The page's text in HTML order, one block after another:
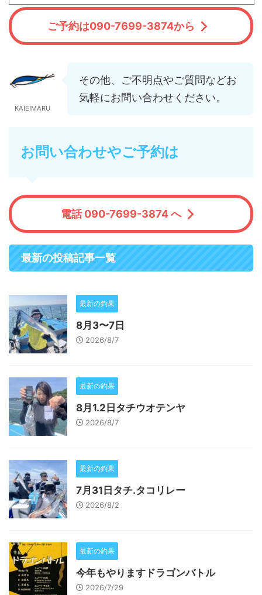
ご予約は090-7699-3874から
KAIEIMARU
その他、ご不明点やご質問などお
気軽にお問い合わせください。
お問い合わせやご予約は
電話 090-7699-3874 へ
最新の投稿記事一覧
最新の釣果
8月3〜7日
2026/8/7
最新の釣果
8月1.2日タチウオテンヤ
2026/8/7
最新の釣果
7月31日タチ.タコリレー
2026/8/2
最新の釣果
今年もやりますドラゴンバトル
2026/7/29